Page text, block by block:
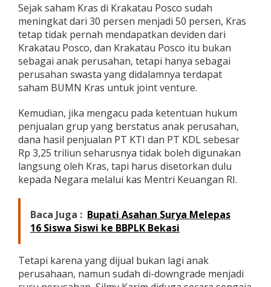
Sejak saham Kras di Krakatau Posco sudah
meningkat dari 30 persen menjadi 50 persen, Kras
tetap tidak pernah mendapatkan deviden dari
Krakatau Posco, dan Krakatau Posco itu bukan
sebagai anak perusahan, tetapi hanya sebagai
perusahan swasta yang didalamnya terdapat
saham BUMN Kras untuk joint venture.
Kemudian, jika mengacu pada ketentuan hukum
penjualan grup yang berstatus anak perusahan,
dana hasil penjualan PT KTI dan PT KDL sebesar
Rp 3,25 triliun seharusnya tidak boleh digunakan
langsung oleh Kras, tapi harus disetorkan dulu
kepada Negara melalui kas Mentri Keuangan RI.
Baca Juga : Bupati Asahan Surya Melepas
16 Siswa Siswi ke BBPLK Bekasi
Tetapi karena yang dijual bukan lagi anak
perusahaan, namun sudah di-downgrade menjadi